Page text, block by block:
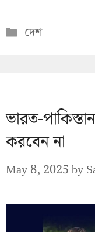
Categories
দেশ
ভারত-
করবেন না
May 8, 2025by